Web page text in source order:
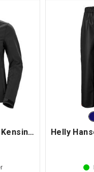
Helly Hansen W Kensington Softs Jacket